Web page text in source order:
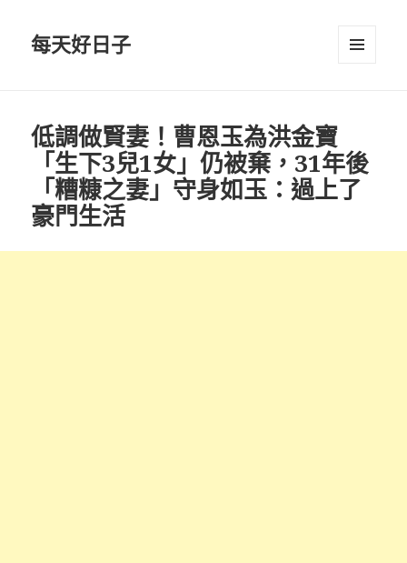
每天好日子
低調做賢妻！曹恩玉為洪金寶
「生下3兒1女」仍被棄，31年後
「糟糠之妻」守身如玉：過上了
豪門生活